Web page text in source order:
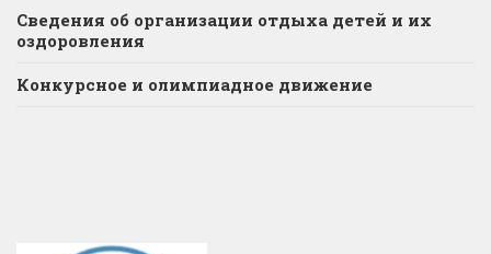
Сведения об организации отдыха детей и их
оздоровления
Конкурсное и олимпиадное движение